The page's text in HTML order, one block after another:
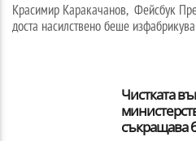
Красимир Каракачанов, Фейсбук
доста насилствено беше
Чистката
съкращава